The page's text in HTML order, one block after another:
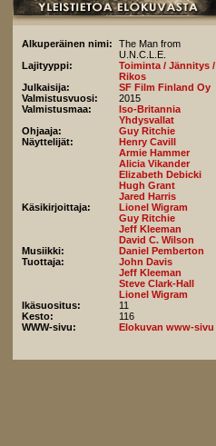
Alkuperäinen nimi:
The Man from
U.N.C.L.E.
Lajityyppi:
Toiminta / Jännitys /
Rikos
Julkaisija:
SF Film Finland Oy
Valmistusvuosi:
2015
Valmistusmaa:
Iso-Britannia
Yhdysvallat
Ohjaaja:
Guy Ritchie
Näyttelijät:
Henry Cavill
Armie Hammer
Alicia Vikander
Elizabeth Debicki
Hugh Grant
Jared Harris
Käsikirjoittaja:
Lionel Wigram
Guy Ritchie
Jeff Kleeman
David C. Wilson
Musiikki:
Daniel Pemberton
Tuottaja:
John Davis
Jeff Kleeman
Steve Clark-Hall
Lionel Wigram
Ikäsuositus:
11
Kesto:
116
WWW-sivu:
Elokuvan www-sivu